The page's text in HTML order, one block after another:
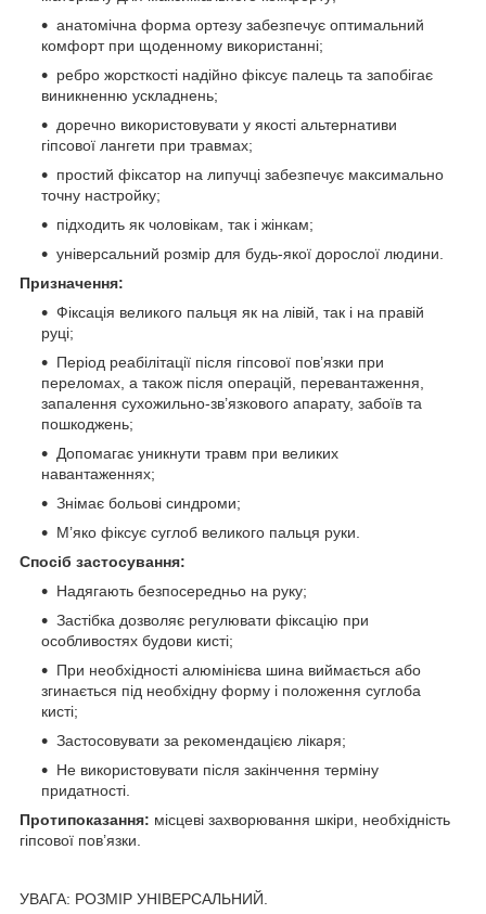
анатомічна форма ортезу забезпечує оптимальний
комфорт при щоденному використанні;
ребро жорсткості надійно фіксує палець та запобігає
виникненню ускладнень;
доречно використовувати у якості альтернативи
гіпсової лангети при травмах;
простий фіксатор на липучці забезпечує максимально
точну настройку;
підходить як чоловікам, так і жінкам;
універсальний розмір для будь-якої дорослої людини.
Призначення:
Фіксація великого пальця як на лівій, так і на правій
руці;
Період реабілітації після гіпсової пов’язки при
переломах, а також після операцій, перевантаження,
запалення сухожильно-зв’язкового апарату, забоїв та
пошкоджень;
Допомагає уникнути травм при великих
навантаженнях;
Знімає больові синдроми;
М’яко фіксує суглоб великого пальця руки.
Спосіб застосування:
Надягають безпосередньо на руку;
Застібка дозволяє регулювати фіксацію при
особливостях будови кисті;
При необхідності алюмінієва шина виймається або
згинається під необхідну форму і положення суглоба
кисті;
Застосовувати за рекомендацією лікаря;
Не використовувати після закінчення терміну
придатності.
Протипоказання: місцеві захворювання шкіри, необхідність
гіпсової пов’язки.
УВАГА: РОЗМІР УНІВЕРСАЛЬНИЙ.